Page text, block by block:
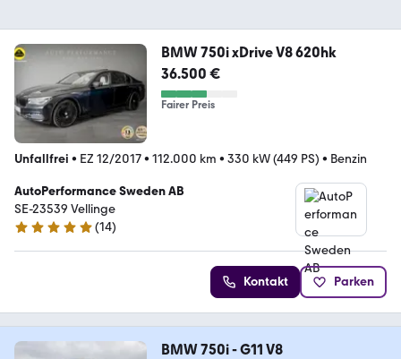
BMW 750i xDrive V8 620hk
36.500 €
Fairer Preis
Unfallfrei • EZ 12/2017• 112.000 km • 330 kW (449 PS) • Benzin
AutoPerformance Sweden AB
SE-23539 Vellinge
4.8 Sterne
(14)
Kontakt Parken
BMW 750i - G11 V8